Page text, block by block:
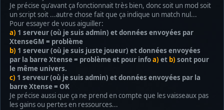
Je précise qu'avant ça fonctionnait très bien, donc soit un mod soit
un script soit ...autre chose fait que ça indique un match nul...
Pour essayer de vous aiguiller:
a) 1 serveur (où je suis admin) et données envoyées par
XtenseGM = problème
b) 1 serveur (où je suis juste joueur) et données envoyées
par la barre Xtense = problème et pour infoa) et b) sont pour
le même univers.
c) 1 serveur (où je suis admin) et données envoyées par la
barre Xtense = OK
Je précise aussi que ça ne prend en compte que les vaisseaux pas
les gains ou pertes en ressources...